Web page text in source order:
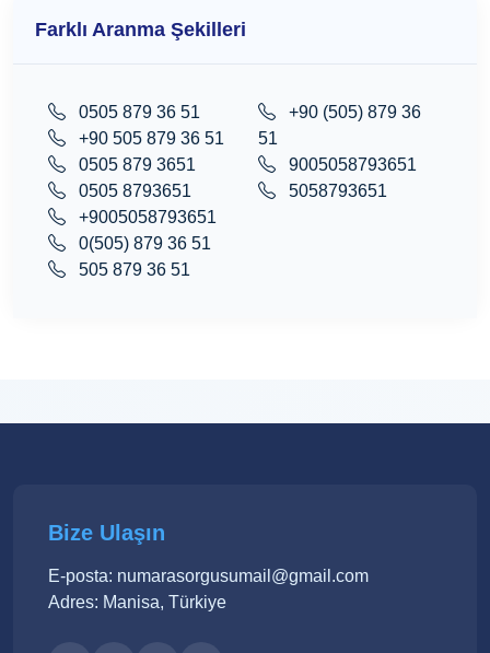
Farklı Aranma Şekilleri
0505 879 36 51
+90 505 879 36 51
0505 879 3651
0505 8793651
+90 (505) 879 36
51
9005058793651
5058793651
+9005058793651
0(505) 879 36 51
505 879 36 51
Bize Ulaşın
E-posta: numarasorgusumail@gmail.com
Adres: Manisa, Türkiye